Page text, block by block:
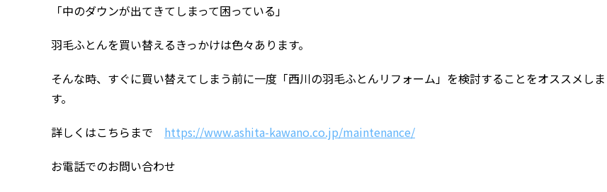
「中のダウンが出てきてしまって困っている」
羽毛ふとんを買い替えるきっかけは色々あります。
そんな時、すぐに買い替えてしまう前に一度「西川の羽毛ふとんリフォーム」を検討することをオススメしま
す。
詳しくはこちらまで https://www.ashita-kawano.co.jp/maintenance/
お電話でのお問い合わせ